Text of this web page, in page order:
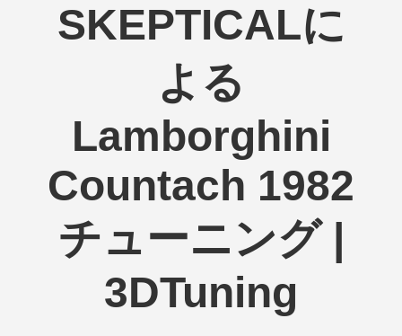
SKEPTICALに
よる
Lamborghini
Countach 1982
チューニング |
3DTuning